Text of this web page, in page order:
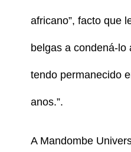
africano”, facto que
belgas a condená-lo
tendo permanecido
anos.”.
A Mandombe